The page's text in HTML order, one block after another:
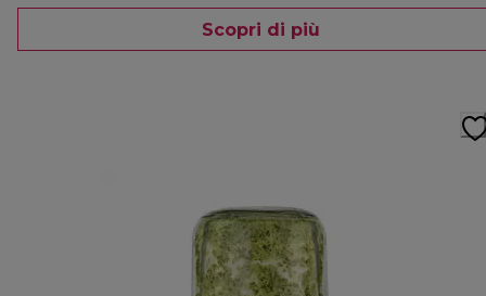
Scopri di più